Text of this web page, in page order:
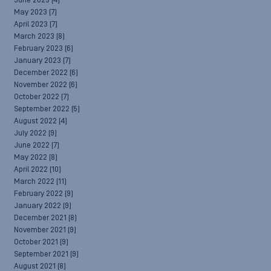
May 2023 (7)
April 2023 (7)
March 2023 (8)
February 2023 (6)
January 2023 (7)
December 2022 (6)
November 2022 (6)
October 2022 (7)
September 2022 (5)
August 2022 (4)
July 2022 (9)
June 2022 (7)
May 2022 (8)
April 2022 (10)
March 2022 (11)
February 2022 (9)
January 2022 (9)
December 2021 (8)
November 2021 (9)
October 2021 (9)
September 2021 (9)
August 2021 (8)